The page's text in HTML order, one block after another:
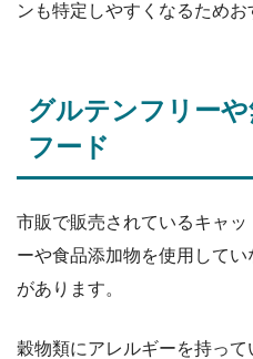
ンも特定しやすくなるためお
グルテンフリー
フード
市販で販売されているキャ
ーや食品添加物を使用して
があります。
穀物類にアレルギーを持っ